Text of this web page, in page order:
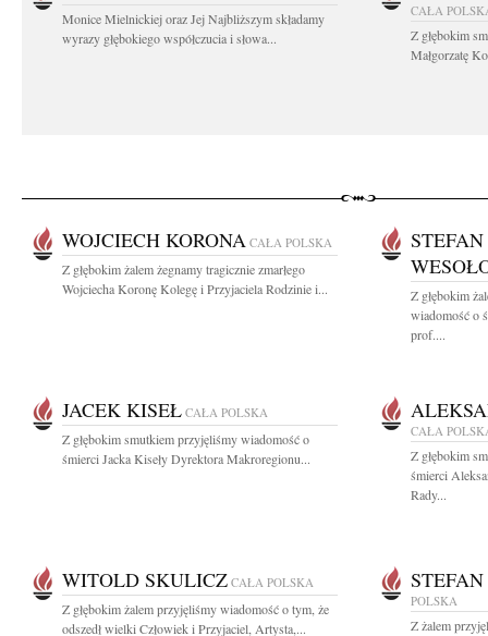
Monice Mielnickiej oraz Jej Najbliższym składamy
wyrazy głębokiego współczucia i słowa...
CAŁA
Z głębokim
Małgorzatę
WOJCIECH KORONA CAŁA POLSKA
Z głębokim żalem żegnamy tragicznie zmarłego
Wojciecha Koronę Kolegę i Przyjaciela Rodzinie i...
Z głębokim
wiadomość o
prof....
JACEK KISEŁ CAŁA POLSKA
Z głębokim smutkiem przyjęliśmy wiadomość o
śmierci Jacka Kiseły Dyrektora Makroregionu...
CAŁA
Z głębokim
śmierci
Rady...
WITOLD SKULICZ CAŁA POLSKA
Z głębokim żalem przyjęliśmy wiadomość o tym, że
odszedł wielki Człowiek i Przyjaciel, Artysta,...
POLSKA
Z żalem